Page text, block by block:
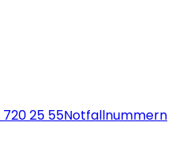
25 55Notfallnummern